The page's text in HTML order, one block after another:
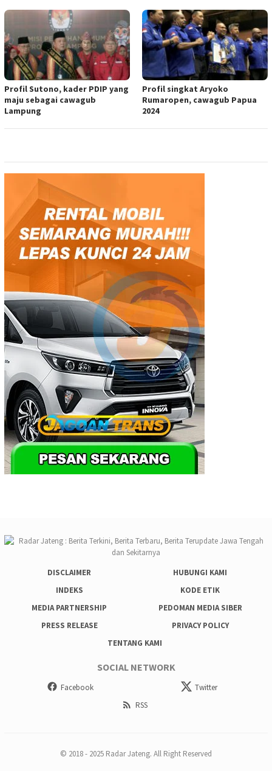
Profil Sutono, kader PDIP yang
maju sebagai cawagub
Lampung
Profil singkat Aryoko
Rumaropen, cawagub Papua
2024
DISCLAIMER
HUBUNGI KAMI
INDEKS
KODE ETIK
MEDIA PARTNERSHIP
PEDOMAN MEDIA SIBER
PRESS RELEASE
PRIVACY POLICY
TENTANG KAMI
SOCIAL NETWORK
Facebook
Twitter
RSS
© 2018 - 2025 Radar Jateng. All Right Reserved